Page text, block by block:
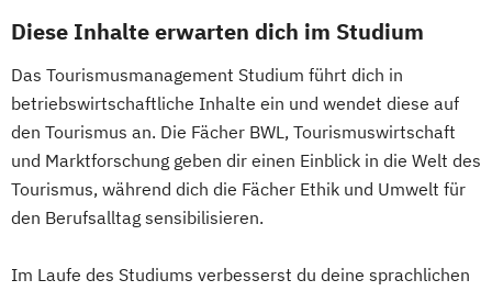
Diese Inhalte erwarten dich im Studium
Das Tourismusmanagement Studium führt dich in
betriebswirtschaftliche Inhalte ein und wendet diese auf
den Tourismus an. Die Fächer BWL, Tourismuswirtschaft
und Marktforschung geben dir einen Einblick in die Welt des
Tourismus, während dich die Fächer Ethik und Umwelt für
den Berufsalltag sensibilisieren.
Im Laufe des Studiums verbesserst du deine sprachlichen